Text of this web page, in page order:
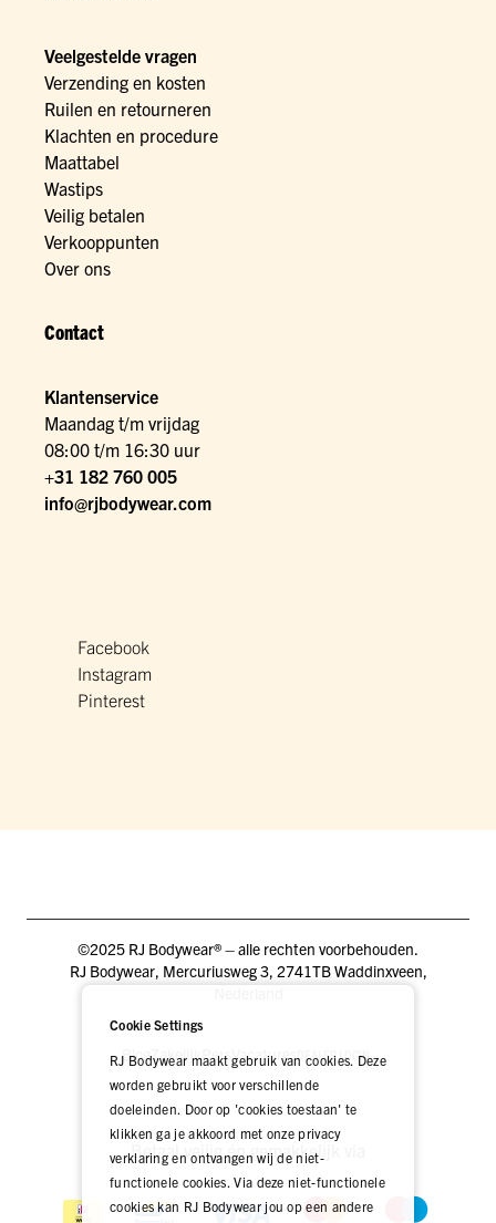
Veelgestelde vragen
Verzending en kosten
Ruilen en retourneren
Klachten en procedure
Maattabel
Wastips
Veilig betalen
Verkooppunten
Over ons
Contact
Klantenservice
Maandag t/m vrijdag
08:00 t/m 16:30 uur
+31 182 760 005
info@rjbodywear.com
Facebook
Instagram
Pinterest
©2025 RJ Bodywear® – alle rechten voorbehouden.
RJ Bodywear, Mercuriusweg 3, 2741TB Waddinxveen,
BlogZakelijkPers VacaturesDEALER LOGIN
Betaal veilig én gemakkelijk via
Cookie Settings
RJ Bodywear maakt gebruik van cookies. Deze
worden gebruikt voor verschillende
doeleinden. Door op 'cookies toestaan' te
klikken ga je akkoord met onze privacy
verklaring en ontvangen wij de niet-
functionele cookies. Via deze niet-functionele
cookies kan RJ Bodywear jou op een andere